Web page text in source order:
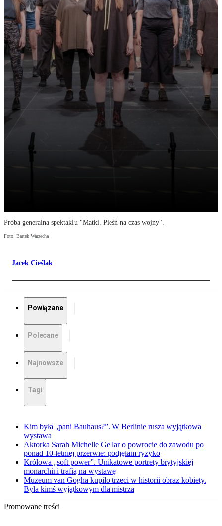
Próba generalna spektaklu "Matki. Pieśń na czas wojny".
Foto: Bartek Warzecha
Jacek Cieślak
Powiązane
Polecane
Najnowsze
Tagi
Kim była „pani Bauhaus?”. W Berlinie rusza wyjątkowa
wystawa
Aktorka Sarah Michelle Gellar o powrocie do zawodu po
ponad 10-letniej przerwie: podjęłam ryzyko
Królowa „soft power”. Unikatowe portrety brytyjskiej
monarchini trafią na wystawę
Muzeum van Gogha kupiło trzeci w historii obraz kobiety.
Była kimś wyjątkowym dla mistrza
Promowane treści